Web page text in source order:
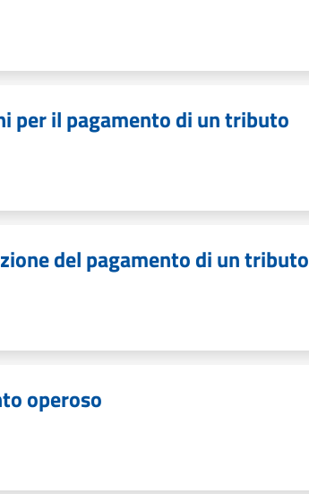
per il pagamento di un tributo
del pagamento di un tributo
operoso